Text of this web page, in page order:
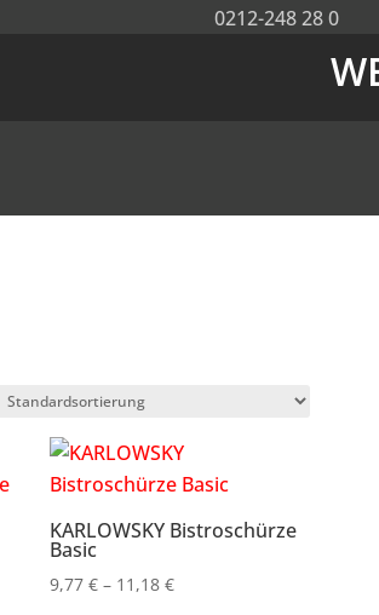
0212-248 28 0
KARLOWSKY Bistroschürze
Basic
9,77€ – 11,18€Preisspanne: